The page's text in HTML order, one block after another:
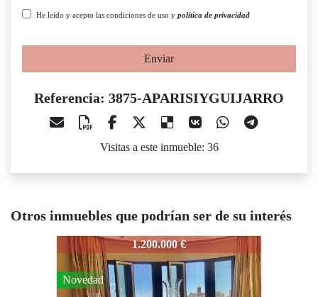
He leído y acepto las condiciones de uso y política de privacidad
Enviar
Referencia: 3875-APARISIYGUIJARRO
Visitas a este inmueble: 36
Otros inmuebles que podrían ser de su interés
APARISIYGUIJARRO
1.200.000 €
3875-APARISIYGUIJARRO
1.200.000 €
Novedad